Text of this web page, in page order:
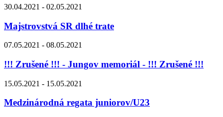
30.04.2021 - 02.05.2021
Majstrovstvá SR dlhé trate
07.05.2021 - 08.05.2021
!!! Zrušené !!! - Jungov memoriál - !!! Zrušené !!!
15.05.2021 - 15.05.2021
Medzinárodná regata juniorov/U23